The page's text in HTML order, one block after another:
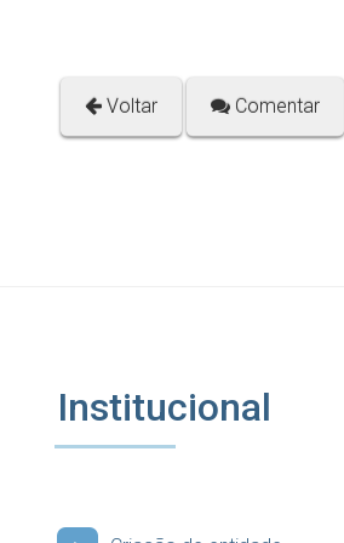
Voltar Comentar
Institucional